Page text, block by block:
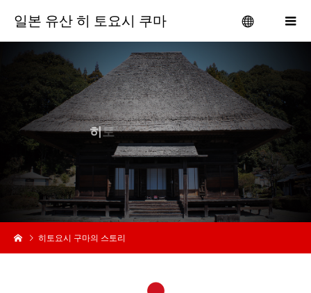
일본 유산 히 토요시 쿠마
히토요시
히토요시 구마의 스토리